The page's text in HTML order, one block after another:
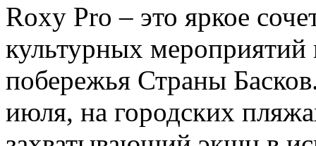
Roxy Pro – это яркое
культурных
побережья Страны
июля, на городских